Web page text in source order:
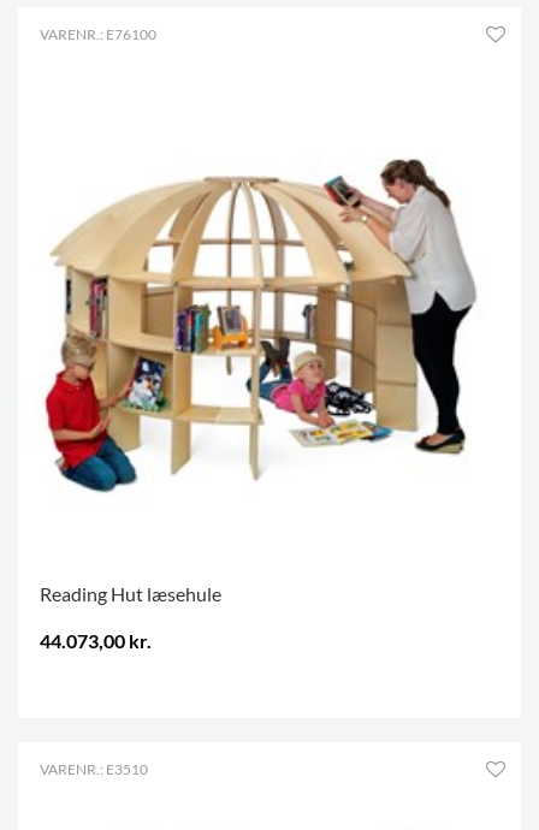
VARENR.: E76100
Reading Hut læsehule
44.073,00 kr.
VARENR.: E3510